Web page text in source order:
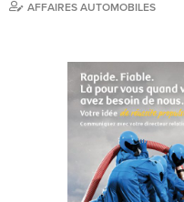
AFFAIRES AUTOMOBILES